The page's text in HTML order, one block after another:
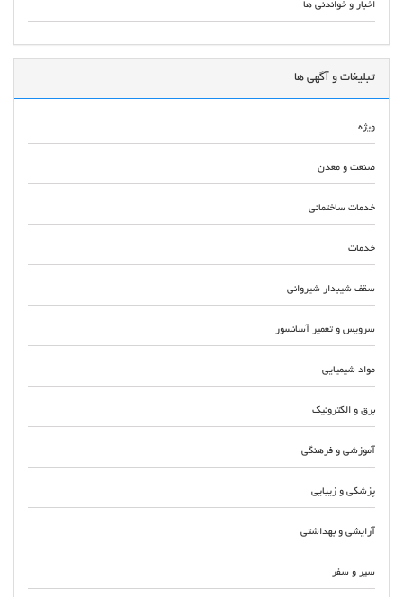
اخبار و خواندنی ها
تبلیغات و آگهی ها
ویژه
صنعت و معدن
خدمات ساختمانی
خدمات
سقف شیبدار شیروانی
سرویس و تعمیر آسانسور
مواد شیمیایی
برق و الکترونیک
آموزشی و فرهنگی
پزشکی و زیبایی
آرایشی و بهداشتی
سیر و سفر